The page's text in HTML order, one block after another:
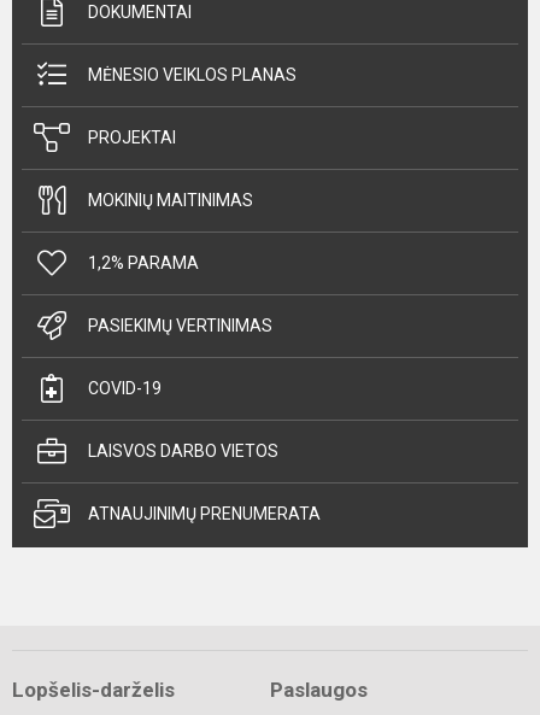
DOKUMENTAI
MĖNESIO VEIKLOS PLANAS
PROJEKTAI
MOKINIŲ MAITINIMAS
1,2% PARAMA
PASIEKIMŲ VERTINIMAS
COVID-19
LAISVOS DARBO VIETOS
ATNAUJINIMŲ PRENUMERATA
Lopšelis-darželis Paslaugos